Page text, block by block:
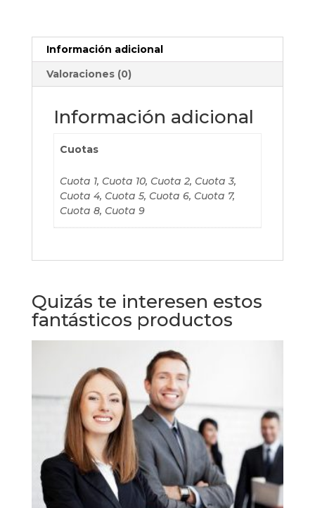
Información adicional
Valoraciones (0)
Información adicional
Cuotas
Cuota 1, Cuota 10, Cuota 2, Cuota 3,
Cuota 4, Cuota 5, Cuota 6, Cuota 7,
Cuota 8, Cuota 9
Quizás te interesen estos
fantásticos productos